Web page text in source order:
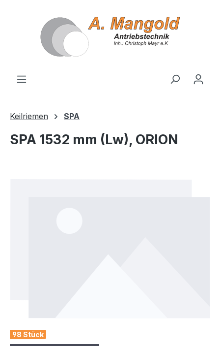
Keilriemen SPA
SPA 1532 mm (Lw), ORION
98 Stück